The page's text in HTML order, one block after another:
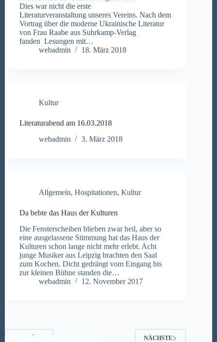
Dies war nicht die erste
Literaturveranstaltung unseres Vereins. Nach dem
Vortrag über die moderne Ukrainische Literatur
von Frau Raabe aus Suhrkamp-Verlag
fanden Lesungen mit…
webadmin
18. März 2018
Kultur
Literaturabend am 16.03.2018
webadmin
3. März 2018
Allgemein Hospitationen Kultur
Da bebte das Haus der Kulturen
Die Fensterscheiben blieben zwar heil, aber so
eine ausgelassene Stimmung hat das Haus der
Kulturen schon lange nicht mehr erlebt. Acht
junge Musiker aus Leipzig brachten den Saal
zum Kochen. Dicht gedrängt vom Eingang bis
zur kleinen Bühne standen die…
webadmin
12. November 2017
NÄCHSTE